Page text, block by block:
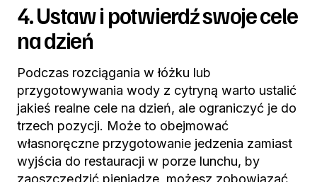
4. Ustaw i potwierdź swoje cele
na dzień
Podczas rozciągania w łóżku lub
przygotowywania wody z cytryną warto ustalić
jakieś realne cele na dzień, ale ograniczyć je do
trzech pozycji. Może to obejmować
własnoręczne przygotowanie jedzenia zamiast
wyjścia do restauracji w porze lunchu, by
zaoszczędzić pieniądze, możesz zobowiązać